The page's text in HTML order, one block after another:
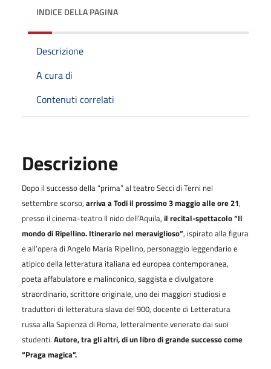
INDICE DELLA PAGINA
Descrizione
A cura di
Contenuti correlati
Descrizione
Dopo il successo della “prima” al teatro Secci di Terni nel
settembre scorso, arriva a Todi il prossimo 3 maggio alle ore 21,
presso il cinema-teatro Il nido dell’Aquila, il recital-spettacolo “Il
mondo di Ripellino. Itinerario nel meraviglioso”, ispirato alla figura
e all’opera di Angelo Maria Ripellino, personaggio leggendario e
atipico della letteratura italiana ed europea contemporanea,
poeta affabulatore e malinconico, saggista e divulgatore
straordinario, scrittore originale, uno dei maggiori studiosi e
traduttori di letteratura slava del 900, docente di Letteratura
russa alla Sapienza di Roma, letteralmente venerato dai suoi
studenti. Autore, tra gli altri, di un libro di grande successo come
“Praga magica”.